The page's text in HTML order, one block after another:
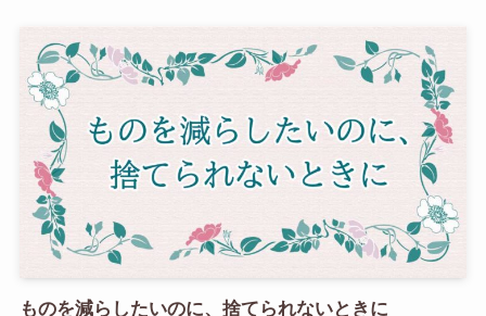
ものを減らしたいのに、捨てられないときに